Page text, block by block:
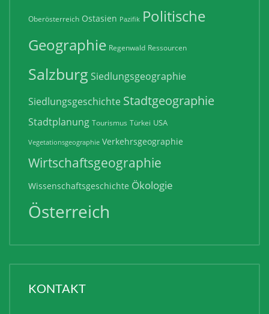
Oberösterreich Ostasien Pazifik Politische
Geographie Regenwald Ressourcen
Salzburg Siedlungsgeographie
Siedlungsgeschichte Stadtgeographie
Stadtplanung Tourismus Türkei USA
Vegetationsgeographie Verkehrsgeographie
Wirtschaftsgeographie
Wissenschaftsgeschichte Ökologie
Österreich
KONTAKT